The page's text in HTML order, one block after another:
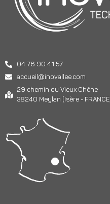
04 76 90 41 57
accueil@inovallee.com
29 chemin du Vieux Chêne
38240 Meylan (Isère - FRANCE)